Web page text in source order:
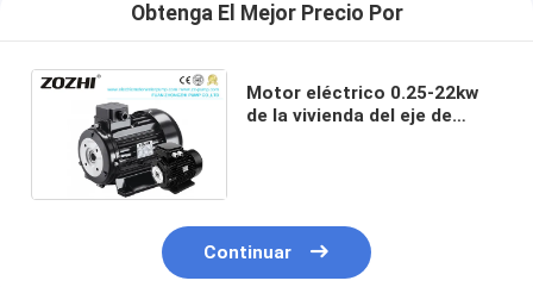
Obtenga El Mejor Precio Por
Motor eléctrico 0.25-22kw
de la vivienda del eje de
Continuar